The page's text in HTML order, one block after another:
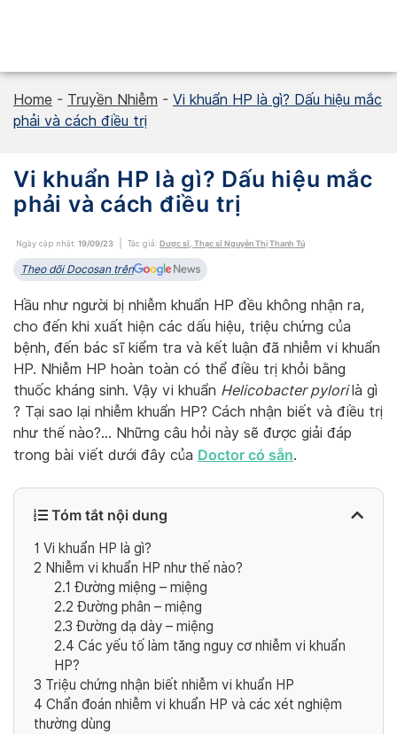
Home - Truyền Nhiễm - Vi khuẩn HP là gì? Dấu hiệu mắc
phải và cách điều trị
Vi khuẩn HP là gì? Dấu hiệu mắc
phải và cách điều trị
Ngày cập nhật: 19/09/23 Tác giả: Dược sĩ, Thạc sĩ Nguyễn Thị Thanh Tú
Theo dõi Docosan trên
Hầu như người bị nhiễm khuẩn HP đều không nhận ra,
cho đến khi xuất hiện các dấu hiệu, triệu chứng của
bệnh, đến bác sĩ kiểm tra và kết luận đã nhiễm vi khuẩn
HP. Nhiễm HP hoàn toàn có thể điều trị khỏi bằng
thuốc kháng sinh. Vậy vi khuẩn Helicobacter pylorilà gì
? Tại sao lại nhiễm khuẩn HP? Cách nhận biết và điều trị
như thế nào?… Những câu hỏi này sẽ được giải đáp
trong bài viết dưới đây của Doctor có sẵn.
Tóm tắt nội dung
1 Vi khuẩn HP là gì?
2 Nhiễm vi khuẩn HP như thế nào?
2.1 Đường miệng – miệng
2.2 Đường phân – miệng
2.3 Đường dạ dày – miệng
2.4 Các yếu tố làm tăng nguy cơ nhiễm vi khuẩn
HP?
3 Triệu chứng nhận biết nhiễm vi khuẩn HP
4 Chẩn đoán nhiễm vi khuẩn HP và các xét nghiệm
thường dùng